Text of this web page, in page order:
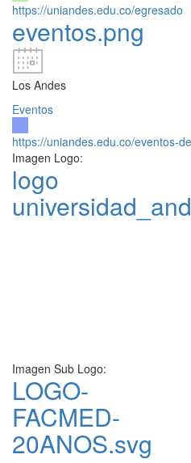
https://uniandes.edu.co/egresado
eventos.png
Los Andes
Eventos
https://uniandes.edu.co/eventos-
Imagen Logo:
logo
Imagen Sub Logo:
LOGO-
FACMED-
20ANOS.svg